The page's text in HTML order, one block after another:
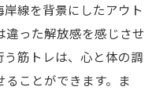
線を背景にしたアウト
違った解放感を感じさせ
筋トレは、心と体の調
ことができます。ま